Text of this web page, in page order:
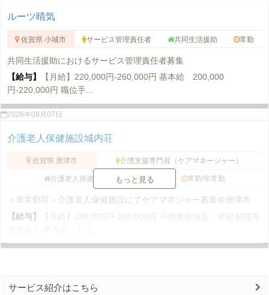
ルーツ晴気
佐賀県 小城市 サービス管理責任者 共同生活援助 常勤
共同生活援助におけるサービス管理責任者募集
【給与】
【月給】220,000円-260,000円 基本給 200,000
円-220,000円 職位手...
2026年08月07日
介護老人保健施設城内荘
佐賀県 唐津市 介護支援専門員（ケアマネージャー）
介護老人保健施設 常勤/非常勤
＜非常勤可＞介護老人保健施設にてケアマネジャー募集＠唐津市
【給与】
【月給】198,000円-260,000円 ※面接後決定、経験前職等
もっと見る
サービス紹介はこちら